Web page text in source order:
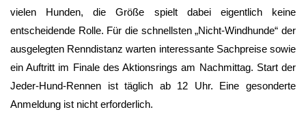
vielen Hunden, die Größe spielt dabei eigentlich keine
entscheidende Rolle. Für die schnellsten „Nicht-Windhunde“ der
ausgelegten Renndistanz warten interessante Sachpreise sowie
ein Auftritt im Finale des Aktionsrings am Nachmittag. Start der
Jeder-Hund-Rennen ist täglich ab 12 Uhr. Eine gesonderte
Anmeldung ist nicht erforderlich.